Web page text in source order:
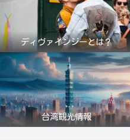
ディヴァインジーとは？
台湾観光情報